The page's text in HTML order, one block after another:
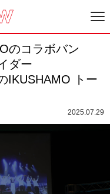
のコラボバン
ダー
IKUSHAMO トー
2025.07.29